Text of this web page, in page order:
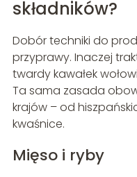
składników?
Dobór techniki do
przyprawy. Inaczej
twardy kawałek
Ta sama zasada
krajów – od
kwaśnice.
Mięso i ryby